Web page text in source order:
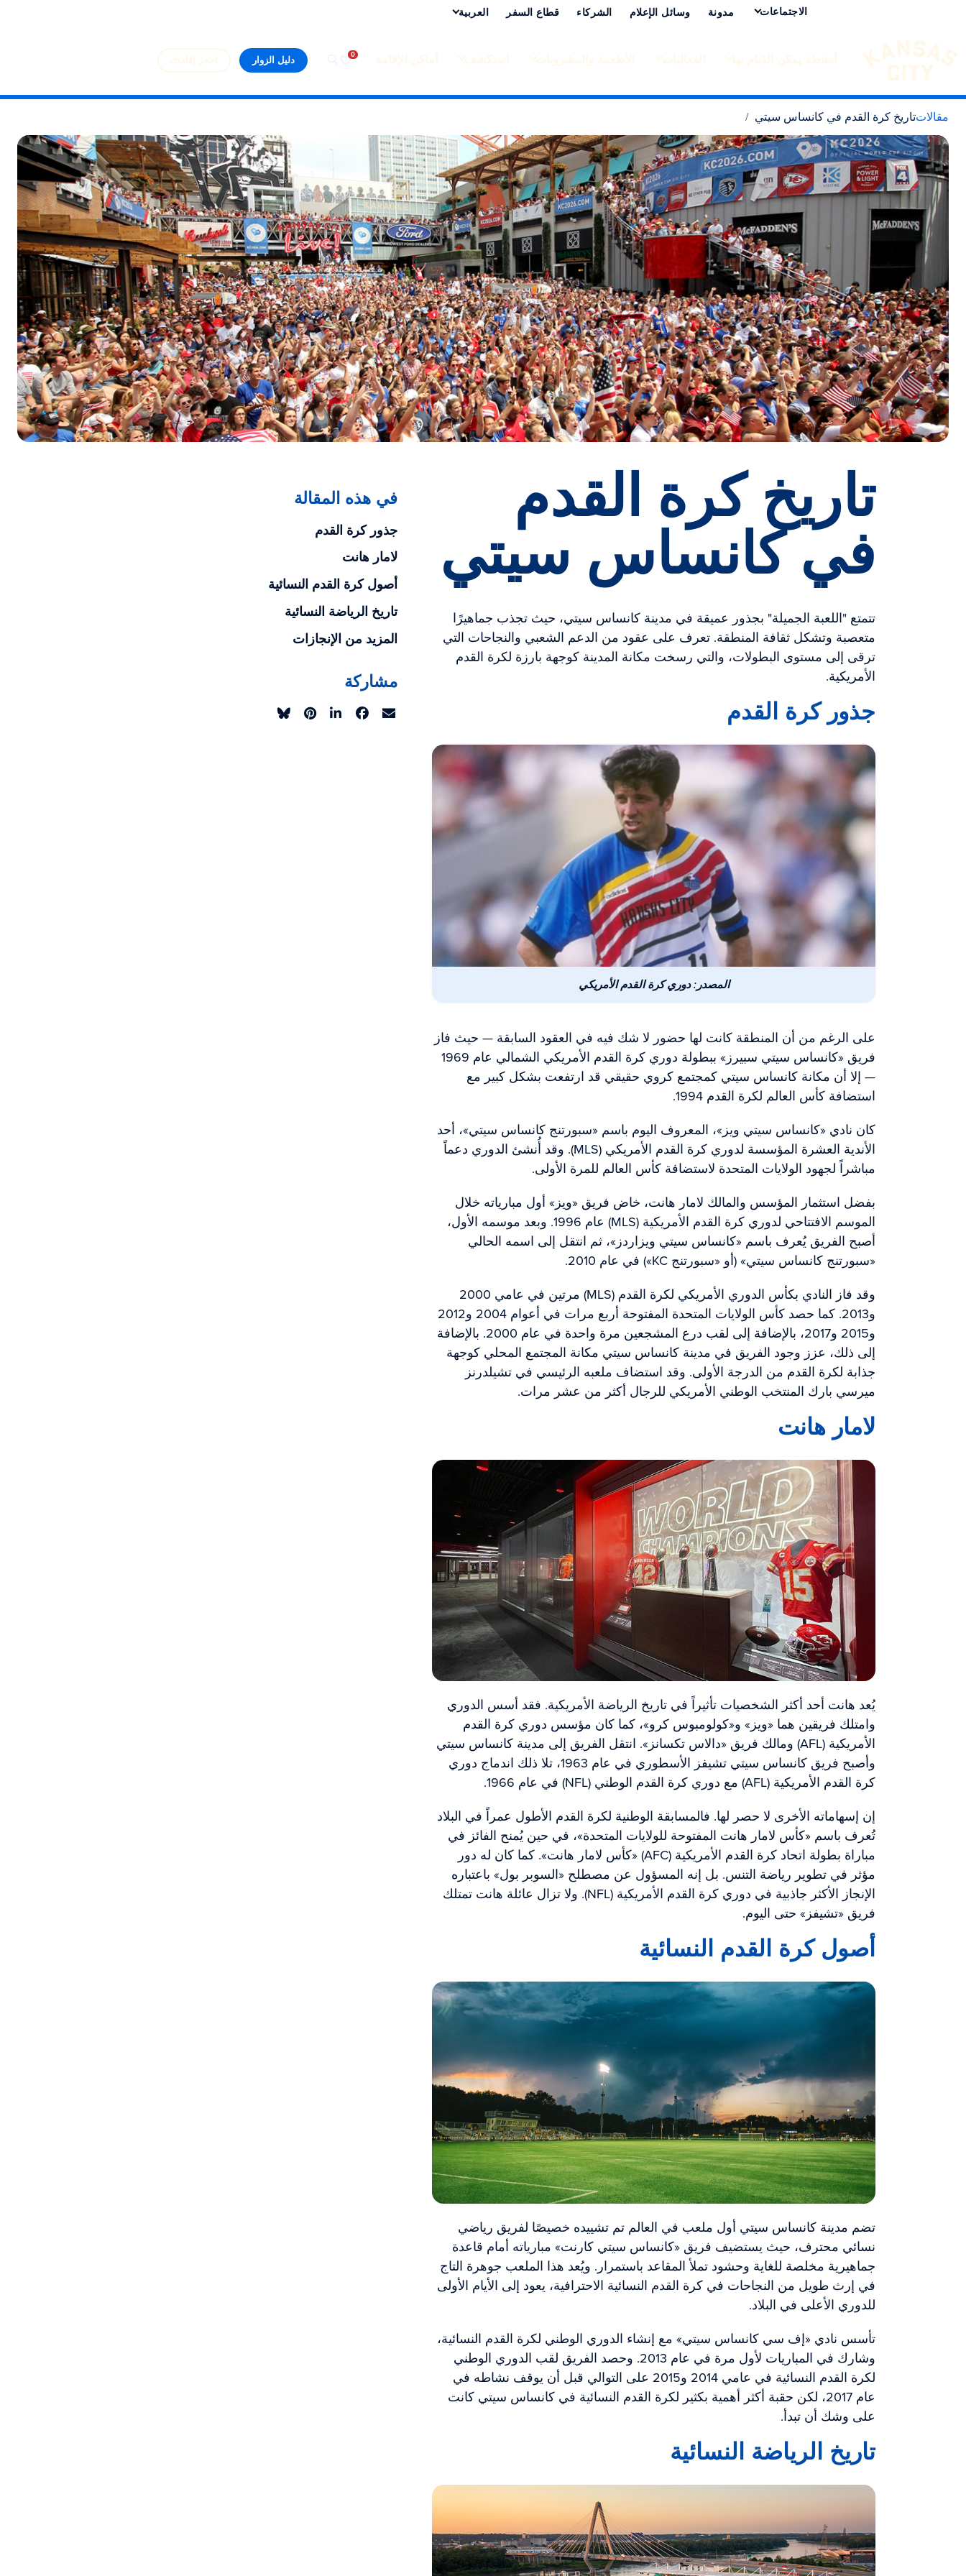
تفضل بزيارة مدينة كانساس سيتي
دليل الزوار
الاجتماعات مدونة وسائل الإعلام الشركاء قطاع السفر العربية‏
الانتقال إلى المحتوى
مقالاتتاريخ كرة القدم في كانساس سيتي
تاريخ كرة القدم
في كانساس سيتي
تتمتع "اللعبة الجميلة" بجذور عميقة في مدينة كانساس سيتي، حيث تجذب جماهيرًا
متعصبة وتشكل ثقافة المنطقة. تعرف على عقود من الدعم الشعبي والنجاحات التي
ترقى إلى مستوى البطولات، والتي رسخت مكانة المدينة كوجهة بارزة لكرة القدم
الأمريكية.
جذور كرة القدم
المصدر: دوري كرة القدم الأمريكي
على الرغم من أن المنطقة كانت لها حضور لا شك فيه في العقود السابقة — حيث فاز
فريق «كانساس سيتي سبيرز» ببطولة دوري كرة القدم الأمريكي الشمالي عام 1969
— إلا أن مكانة كانساس سيتي كمجتمع كروي حقيقي قد ارتفعت بشكل كبير مع
استضافة كأس العالم لكرة القدم 1994.
كان نادي «كانساس سيتي ويز»، المعروف اليوم باسم «سبورتنج كانساس سيتي»، أحد
الأندية العشرة المؤسسة لدوري كرة القدم الأمريكي (MLS). وقد أُنشئ الدوري دعماً
مباشراً لجهود الولايات المتحدة لاستضافة كأس العالم للمرة الأولى.
بفضل استثمار المؤسس والمالك لامار هانت، خاض فريق «ويز» أول مبارياته خلال
الموسم الافتتاحي لدوري كرة القدم الأمريكية (MLS) عام 1996. وبعد موسمه الأول،
أصبح الفريق يُعرف باسم «كانساس سيتي ويزاردز»، ثم انتقل إلى اسمه الحالي
«سبورتنج كانساس سيتي» (أو «سبورتنج KC») في عام 2010.
وقد فاز النادي بكأس الدوري الأمريكي لكرة القدم (MLS) مرتين في عامي 2000
و2013. كما حصد كأس الولايات المتحدة المفتوحة أربع مرات في أعوام 2004 و2012
و2015 و2017، بالإضافة إلى لقب درع المشجعين مرة واحدة في عام 2000. بالإضافة
إلى ذلك، عزز وجود الفريق في مدينة كانساس سيتي مكانة المجتمع المحلي كوجهة
جذابة لكرة القدم من الدرجة الأولى. وقد استضاف ملعبه الرئيسي في تشيلدرنز
ميرسي بارك المنتخب الوطني الأمريكي للرجال أكثر من عشر مرات.
لامار هانت
يُعد هانت أحد أكثر الشخصيات تأثيراً في تاريخ الرياضة الأمريكية. فقد أسس الدوري
وامتلك فريقين هما «ويز» و«كولومبوس كرو»، كما كان مؤسس دوري كرة القدم
الأمريكية (AFL) ومالك فريق «دالاس تكسانز». انتقل الفريق إلى مدينة كانساس سيتي
وأصبح فريق كانساس سيتي تشيفز الأسطوري في عام 1963، تلا ذلك اندماج دوري
كرة القدم الأمريكية (AFL) مع دوري كرة القدم الوطني (NFL) في عام 1966.
إن إسهاماته الأخرى لا حصر لها. فالمسابقة الوطنية لكرة القدم الأطول عمراً في البلاد
تُعرف باسم «كأس لامار هانت المفتوحة للولايات المتحدة»، في حين يُمنح الفائز في
مباراة بطولة اتحاد كرة القدم الأمريكية (AFC) «كأس لامار هانت». كما كان له دور
مؤثر في تطوير رياضة التنس. بل إنه المسؤول عن مصطلح «السوبر بول» باعتباره
الإنجاز الأكثر جاذبية في دوري كرة القدم الأمريكية (NFL). ولا تزال عائلة هانت تمتلك
فريق «تشيفز» حتى اليوم.
أصول كرة القدم النسائية
تضم مدينة كانساس سيتي أول ملعب في العالم تم تشييده خصيصًا لفريق رياضي
نسائي محترف، حيث يستضيف فريق «كانساس سيتي كارنت» مبارياته أمام قاعدة
جماهيرية مخلصة للغاية وحشود تملأ المقاعد باستمرار. ويُعد هذا الملعب جوهرة التاج
في إرث طويل من النجاحات في كرة القدم النسائية الاحترافية، يعود إلى الأيام الأولى
للدوري الأعلى في البلاد.
تأسس نادي «إف سي كانساس سيتي» مع إنشاء الدوري الوطني لكرة القدم النسائية،
وشارك في المباريات لأول مرة في عام 2013. وحصد الفريق لقب الدوري الوطني
لكرة القدم النسائية في عامي 2014 و2015 على التوالي قبل أن يوقف نشاطه في
عام 2017، لكن حقبة أكثر أهمية بكثير لكرة القدم النسائية في كانساس سيتي كانت
على وشك أن تبدأ.
تاريخ الرياضة النسائية
في هذه المقالة
جذور كرة القدم
لامار هانت
أصول كرة القدم النسائية
تاريخ الرياضة النسائية
المزيد من الإنجازات
مشاركة